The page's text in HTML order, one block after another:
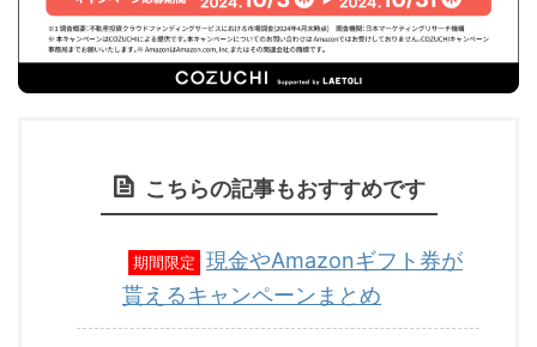
こちらの記事もおすすめです
期間限定
現金やAmazonギフト券が
貰えるキャンペーンまとめ